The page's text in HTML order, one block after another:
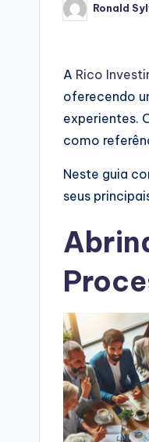
Posted
by
Ronald
A Rico
oferecendo
experientes.
como
Neste guia
seus